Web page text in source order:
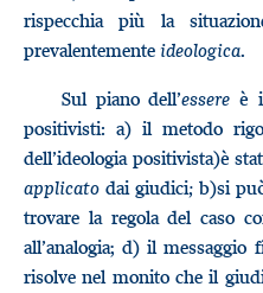
rispecchia più la
prevalentemente ideologica.
Sul piano dell’essere è
positivisti: a) il metodo
dell’ideologia positivista)è
applicato dai giudici;b)si
trovare la regola del caso
all’analogia; d) il
risolve nel monito che il